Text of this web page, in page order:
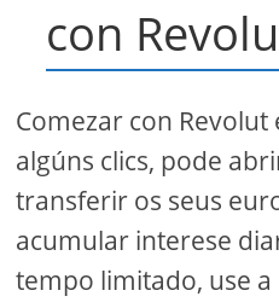
con
Comezar con Revolut
algúns clics, pode
transferir os seus
acumular interese
tempo limitado, use a